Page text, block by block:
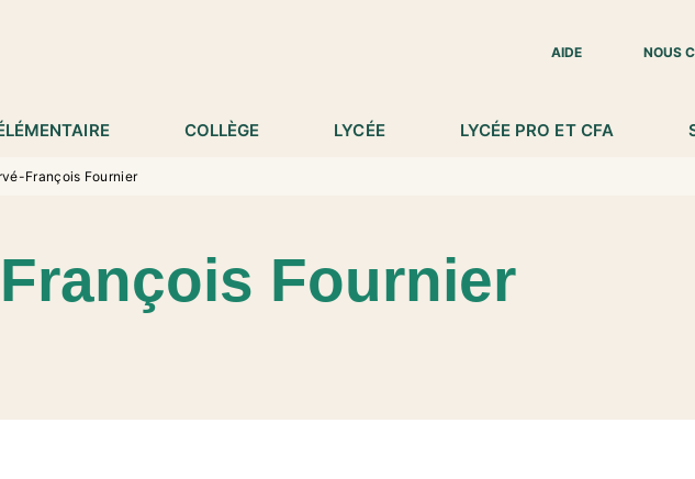
AIDE
NOUS
COLLÈGE LYCÉE LYCÉE PRO ET CFA
François Fournier
Fournier